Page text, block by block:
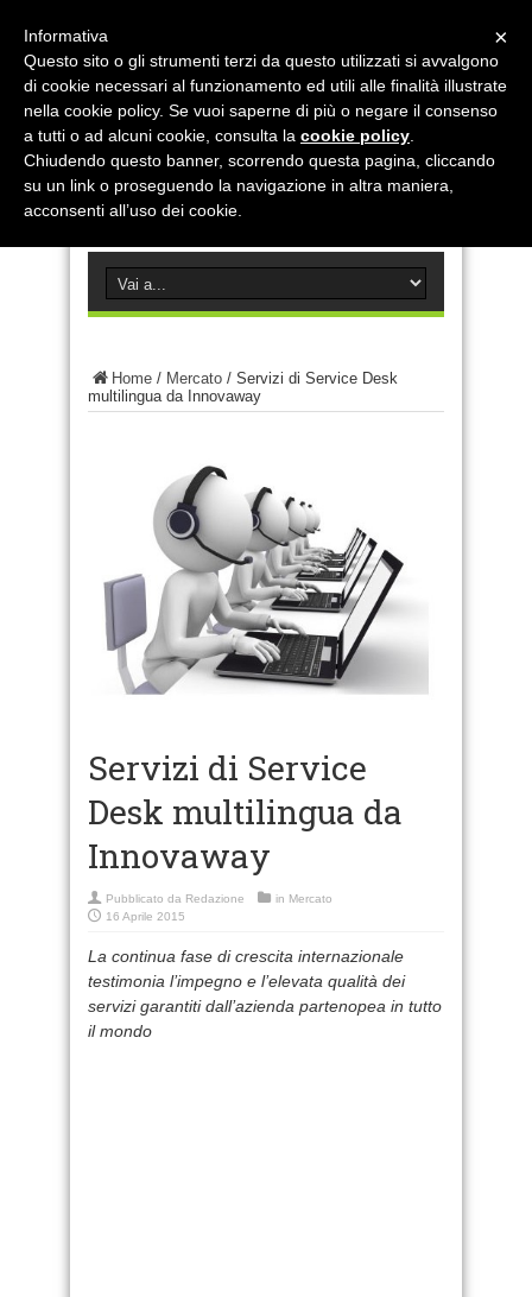
Home / Mercato / Servizi di Service Desk
multilingua da Innovaway
Servizi di Service
Desk multilingua da
Innovaway
Pubblicato da Redazione in Mercato
16 Aprile 2015
La continua fase di crescita internazionale
testimonia l’impegno e l’elevata qualità dei
servizi garantiti dall’azienda partenopea in tutto
il mondo
×
Informativa
Questo sito o gli strumenti terzi da questo utilizzati si avvalgono
di cookie necessari al funzionamento ed utili alle finalità illustrate
nella cookie policy. Se vuoi saperne di più o negare il consenso
a tutti o ad alcuni cookie, consulta la cookie policy
Chiudendo questo banner, scorrendo questa pagina, cliccando
su un link o proseguendo la navigazione in altra maniera,
acconsenti all’uso dei cookie.